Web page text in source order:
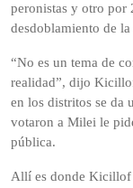
peronistas y otro por
desdoblamiento de
“No es un tema de
realidad”, dijo
en los distritos se da
votaron a Milei le
pública.
Allí es donde Kicillof